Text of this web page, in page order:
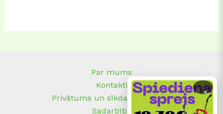
×
Par mums
Kontakti
Privātuma un sīkdatņu politika
Sadarbība